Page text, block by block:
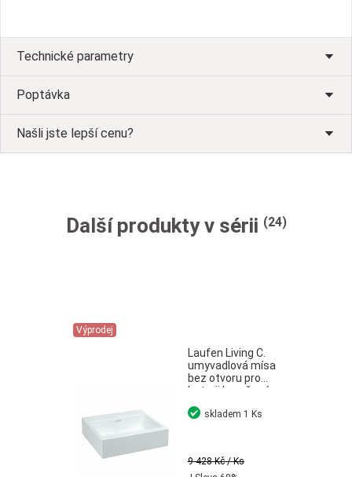
Technické parametry
Poptávka
Našli jste lepší cenu?
Další produkty v sérii (24)
Výprodej
Laufen Living C.
umyvadlová mísa
bez otvoru pro
baterii broušené
9 428 Kč/ Ks
skladem 1 Ks